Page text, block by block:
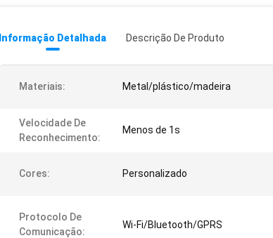
Informação Detalhada Descrição De Produto
Materiais: Metal/plástico/madeira
Velocidade De
Reconhecimento:
Menos de 1s
Cores: Personalizado
Protocolo De
Comunicação:
Wi-Fi/Bluetooth/GPRS